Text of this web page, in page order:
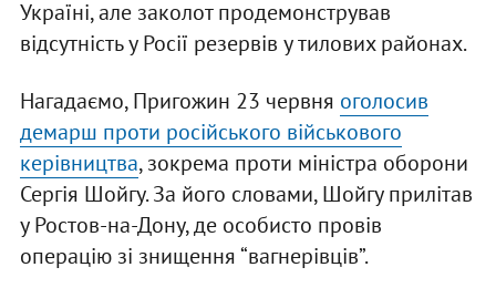
Україні, але заколот продемонстрував
відсутність у Росії резервів у тилових районах.
Нагадаємо, Пригожин 23 червня оголосив
демарш проти російського військового
керівництва, зокрема проти міністра оборони
Сергія Шойгу. За його словами, Шойгу прилітав
у Ростов-на-Дону, де особисто провів
операцію зі знищення “вагнерівців”.